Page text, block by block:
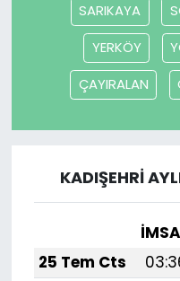
SARIKAYA
YERKÖY
ÇAYIRALAN
KADIŞEHRİ
25 Tem Cts